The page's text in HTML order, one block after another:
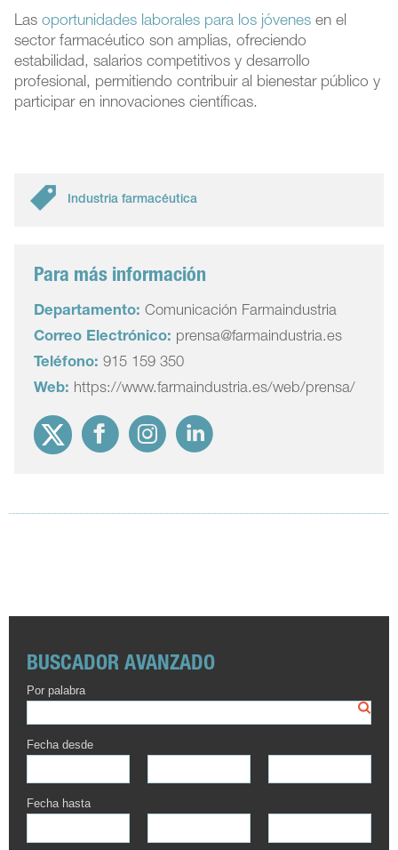
Lasoportunidades laborales para los jóvenes en el
sector farmacéutico son amplias, ofreciendo
estabilidad, salarios competitivos y desarrollo
profesional, permitiendo contribuir al bienestar público y
participar en innovaciones científicas.
Industria farmacéutica
Para más información
Departamento: Comunicación Farmaindustria
Correo Electrónico: prensa@farmaindustria.es
Teléfono: 915 159 350
Web: https://www.farmaindustria.es/web/prensa/
BUSCADOR AVANZADO
Por palabra
Fecha desde
Fecha hasta